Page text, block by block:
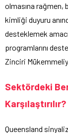
olmasına rağmen,
kimliği duyuru
desteklemek
programlarını
Zinciri
Sektördeki
Karşılaştırılır?
Queensland